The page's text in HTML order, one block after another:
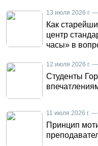
13 июля 2026 г.
Как
центр
часы» в
12 июля 2026 г.
Студенты
11 июля 2026 г.
Принцип